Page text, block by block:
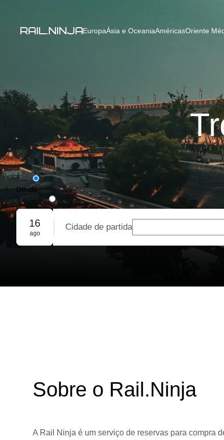
EuropaÁsia e OceaniaAméricasOriente
De ida
De ida e volta
Reserva em grupo
16
ago
Cidade de partida
Sobre o Rail.Ninja
A Rail Ninja é um serviço de reservas para compra